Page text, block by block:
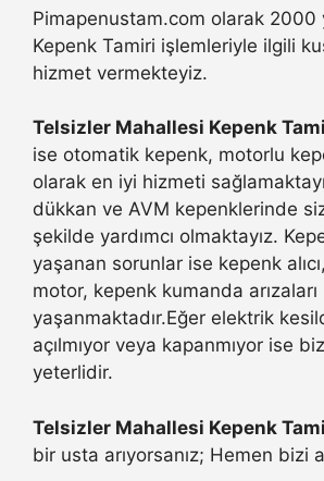
Pimapenustam.com olarak 2000
Kepenk Tamiri işlemleriyle ilgili
hizmet vermekteyiz.
Telsizler Mahallesi Kepenk
ise otomatik kepenk, motorlu
olarak en iyi hizmeti
dükkan ve AVM kepenklerinde
şekilde yardımcı olmaktayız.
yaşanan sorunlar ise kepenk
motor, kepenk kumanda arızaları
yaşanmaktadır.Eğer elektrik
açılmıyor veya kapanmıyor ise
yeterlidir.
Telsizler Mahallesi Kepenk
bir usta arıyorsanız; Hemen bizi